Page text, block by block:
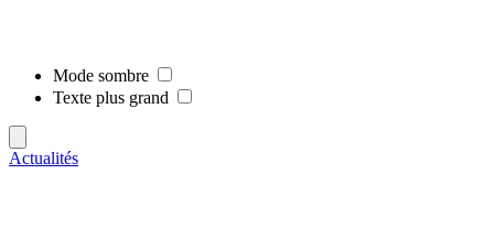
Mode sombre
Texte plus grand
Actualités